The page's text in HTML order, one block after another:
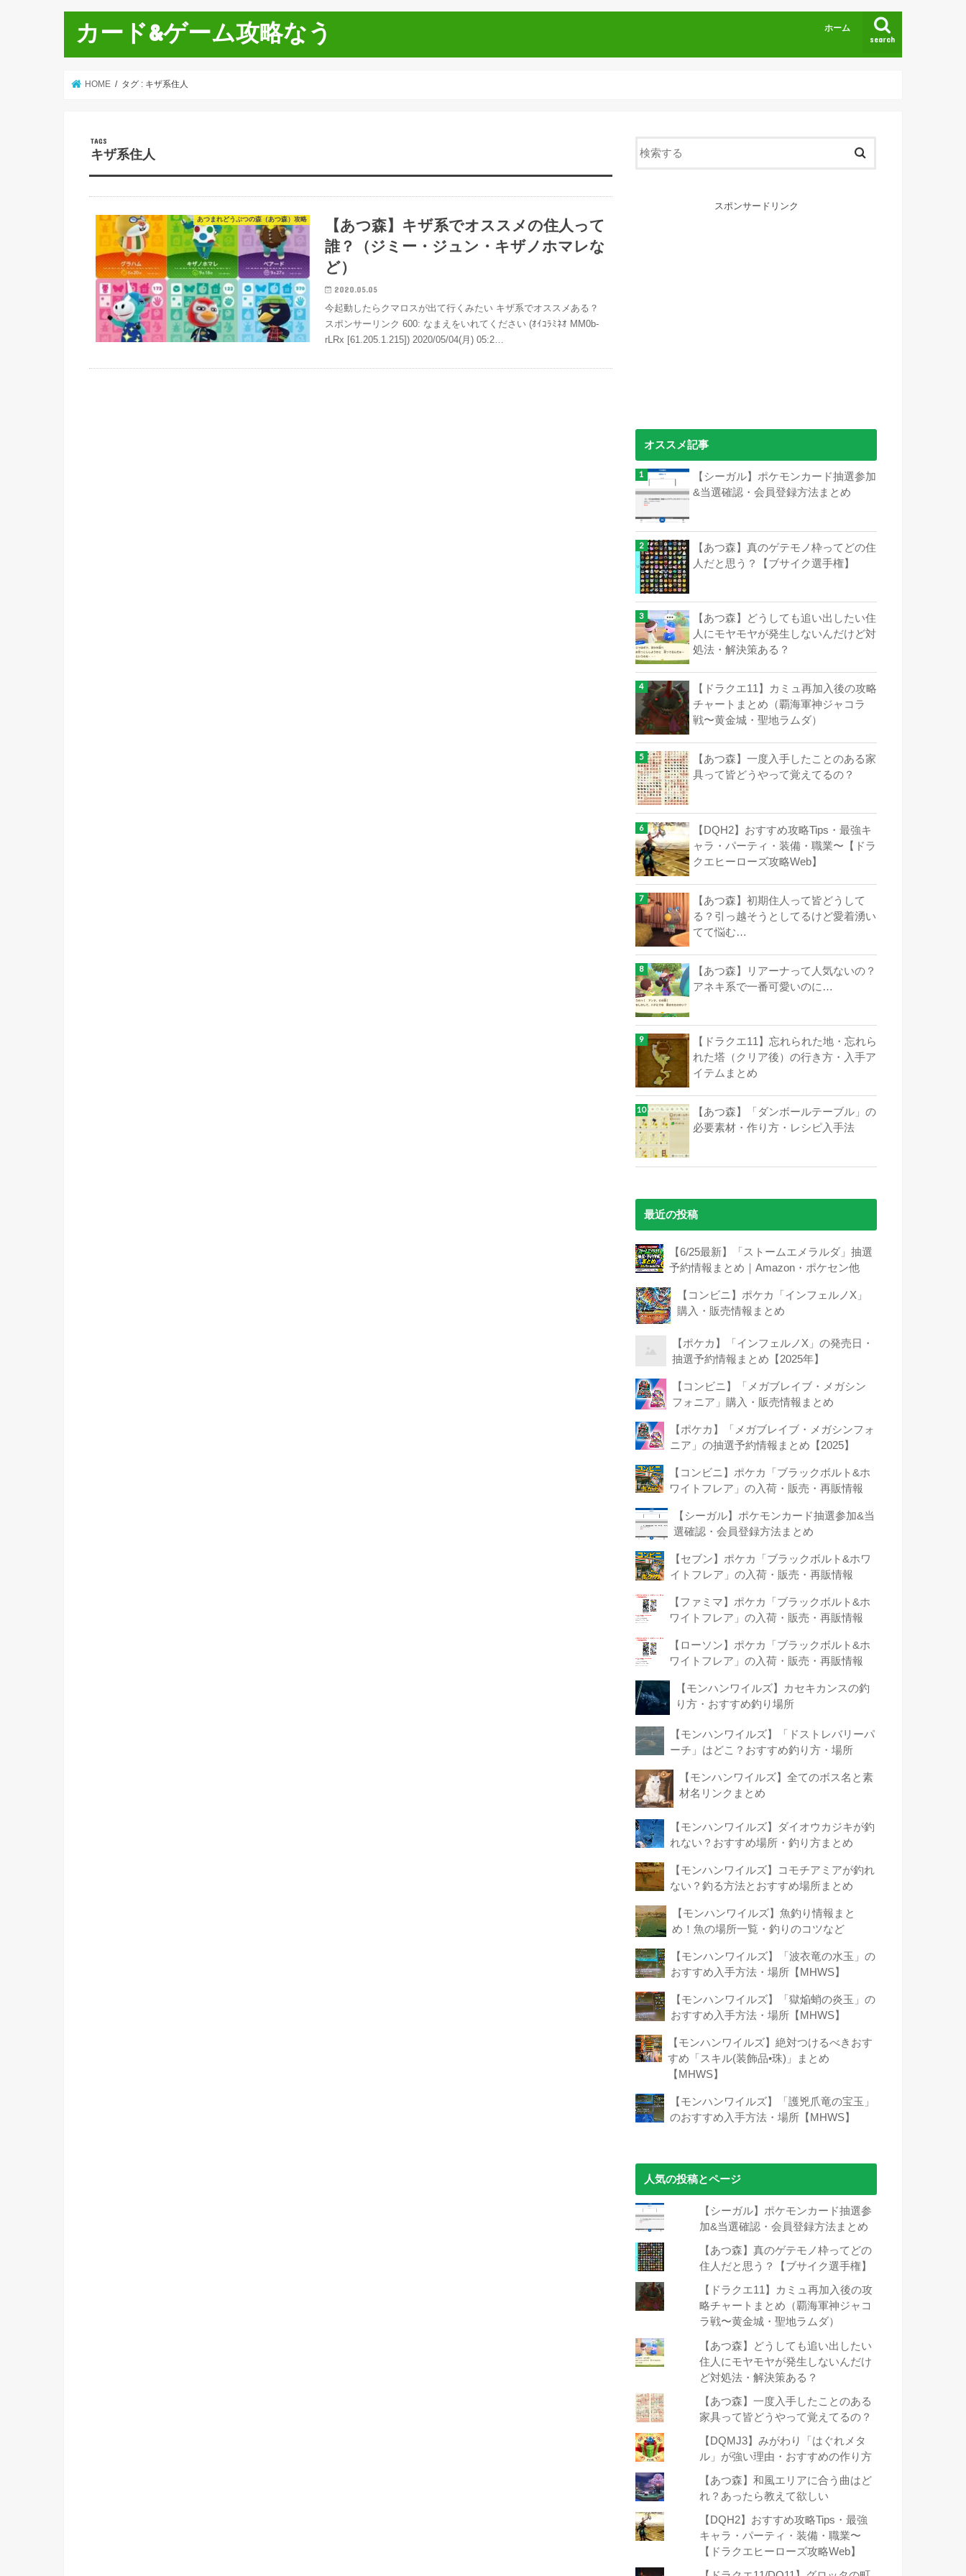
カード&ゲーム攻略なう search
ホーム
HOME タグ : キザ系住人
キザ系住人
あつまれどうぶつの森（あつ森）攻略
【あつ森】キザ系でオススメの住人って
誰？（ジミー・ジュン・キザノホマレな
ど）
2020.05.05
今起動したらクマロスが出て行くみたい キザ系でオススメある？
スポンサーリンク 600: なまえをいれてください (ｵｲｺﾗﾐﾈｵ MM0b-
rLRx [61.205.1.215]) 2020/05/04(月) 05:2…
スポンサードリンク
オススメ記事
【シーガル】ポケモンカード抽選参加
&当選確認・会員登録方法まとめ
【あつ森】真のゲテモノ枠ってどの住
人だと思う？【ブサイク選手権】
【あつ森】どうしても追い出したい住
人にモヤモヤが発生しないんだけど対
処法・解決策ある？
【ドラクエ11】カミュ再加入後の攻略
チャートまとめ（覇海軍神ジャコラ
戦〜黄金城・聖地ラムダ）
【あつ森】一度入手したことのある家
具って皆どうやって覚えてるの？
【DQH2】おすすめ攻略Tips・最強キ
ャラ・パーティ・装備・職業〜【ドラ
クエヒーローズ攻略Web】
【あつ森】初期住人って皆どうして
る？引っ越そうとしてるけど愛着湧い
てて悩む…
【あつ森】リアーナって人気ないの？
アネキ系で一番可愛いのに…
【ドラクエ11】忘れられた地・忘れら
れた塔（クリア後）の行き方・入手ア
イテムまとめ
【あつ森】「ダンボールテーブル」の
必要素材・作り方・レシピ入手法
最近の投稿
【6/25最新】「ストームエメラルダ」抽選
予約情報まとめ｜Amazon・ポケセン他
【コンビニ】ポケカ「インフェルノX」
購入・販売情報まとめ
【ポケカ】「インフェルノX」の発売日・
抽選予約情報まとめ【2025年】
【コンビニ】「メガブレイブ・メガシン
フォニア」購入・販売情報まとめ
【ポケカ】「メガブレイブ・メガシンフォ
ニア」の抽選予約情報まとめ【2025】
【コンビニ】ポケカ「ブラックボルト&ホ
ワイトフレア」の入荷・販売・再販情報
【シーガル】ポケモンカード抽選参加&当
選確認・会員登録方法まとめ
【セブン】ポケカ「ブラックボルト&ホワ
イトフレア」の入荷・販売・再販情報
【ファミマ】ポケカ「ブラックボルト&ホ
ワイトフレア」の入荷・販売・再販情報
【ローソン】ポケカ「ブラックボルト&ホ
ワイトフレア」の入荷・販売・再販情報
【モンハンワイルズ】カセキカンスの釣
り方・おすすめ釣り場所
【モンハンワイルズ】「ドストレバリーパ
ーチ」はどこ？おすすめ釣り方・場所
【モンハンワイルズ】全てのボス名と素
材名リンクまとめ
【モンハンワイルズ】ダイオウカジキが釣
れない？おすすめ場所・釣り方まとめ
【モンハンワイルズ】コモチアミアが釣れ
ない？釣る方法とおすすめ場所まとめ
【モンハンワイルズ】魚釣り情報まと
め！魚の場所一覧・釣りのコツなど
【モンハンワイルズ】「波衣竜の水玉」の
おすすめ入手方法・場所【MHWS】
【モンハンワイルズ】「獄焔蛸の炎玉」の
おすすめ入手方法・場所【MHWS】
【モンハンワイルズ】絶対つけるべきおす
すめ「スキル(装飾品•珠)」まとめ
【MHWS】
【モンハンワイルズ】「護兇爪竜の宝玉」
のおすすめ入手方法・場所【MHWS】
人気の投稿とページ
【シーガル】ポケモンカード抽選参
加&当選確認・会員登録方法まとめ
【あつ森】真のゲテモノ枠ってどの
住人だと思う？【ブサイク選手権】
【ドラクエ11】カミュ再加入後の攻
略チャートまとめ（覇海軍神ジャコ
ラ戦〜黄金城・聖地ラムダ）
【あつ森】どうしても追い出したい
住人にモヤモヤが発生しないんだけ
ど対処法・解決策ある？
【あつ森】一度入手したことのある
家具って皆どうやって覚えてるの？
【DQMJ3】みがわり「はぐれメタ
ル」が強い理由・おすすめの作り方
【あつ森】和風エリアに合う曲はど
れ？あったら教えて欲しい
【DQH2】おすすめ攻略Tips・最強
キャラ・パーティ・装備・職業〜
【ドラクエヒーローズ攻略Web】